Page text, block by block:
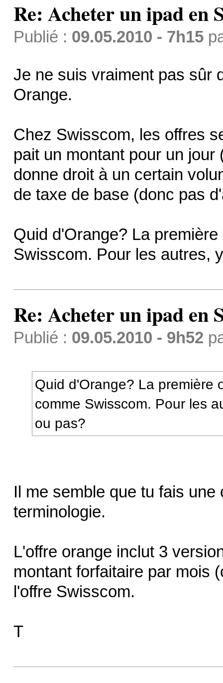
Re: Acheter un ipad en
Publié : 09.05.2010 - 7h15
Je ne suis vraiment pas sûr
Orange.
Chez Swisscom, les offres
pait un montant pour un
donne droit à un certain
de taxe de base (donc pas
Quid d'Orange? La
Swisscom. Pour les autres,
Re: Acheter un ipad en
Publié : 09.05.2010 - 9h52
Quid d'Orange? La première
comme Swisscom. Pour les
ou pas?
Il me semble que tu fais
terminologie.
L'offre orange inclut 3
montant forfaitaire par mois
l'offre Swisscom.
T